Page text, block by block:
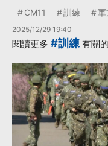
CM11 訓練 軍
2025/12/29 19:40
閱讀更多 #訓練 有關